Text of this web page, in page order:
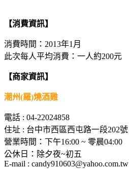
【消費資訊】
消費時間：2013年1月
此次每人平均消費：一人約200元
【商家資訊】
潮州(羅)燒酒雞
電話 : 04-22024858
住址 : 台中市西區西屯路一段202號
營業時間：下午16:00 ~ 零晨04:00
公休日：除夕夜~初五
E-mail : candy910603@yahoo.com.tw